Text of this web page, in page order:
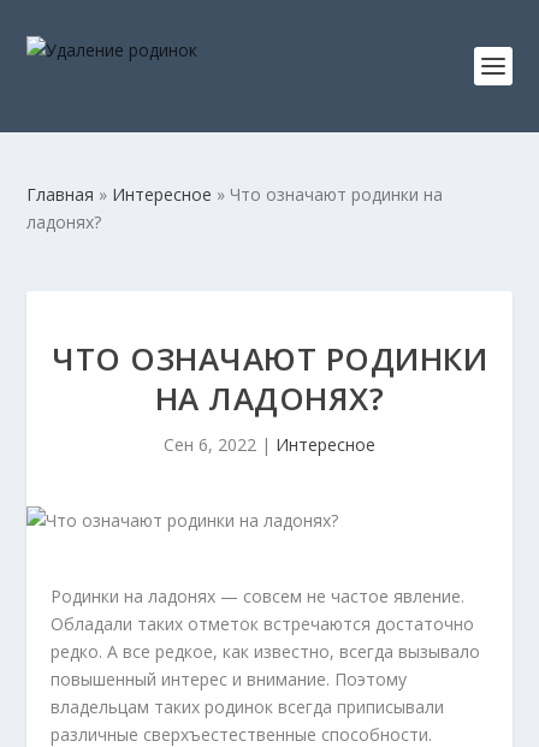
Главная » Интересное » Что означают родинки на
ладонях?
ЧТО ОЗНАЧАЮТ РОДИНКИ
НА ЛАДОНЯХ?
Сен 6, 2022 | Интересное
Родинки на ладонях — совсем не частое явление.
Обладали таких отметок встречаются достаточно
редко. А все редкое, как известно, всегда вызывало
повышенный интерес и внимание. Поэтому
владельцам таких родинок всегда приписывали
различные сверхъестественные способности.